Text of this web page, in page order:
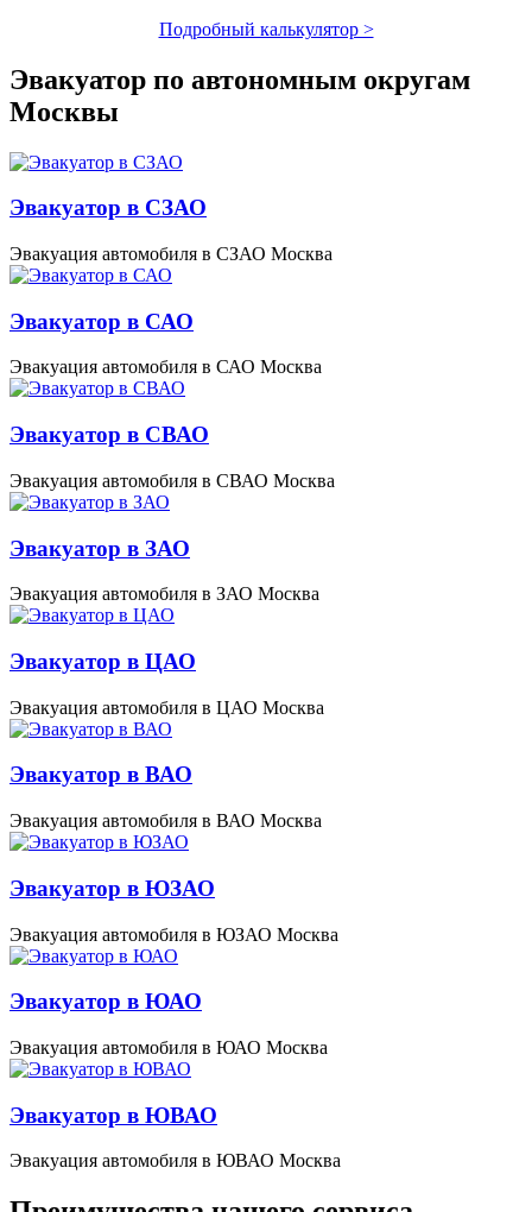
Подробный калькулятор >
Эвакуатор по автономным округам
Москвы
Эвакуатор в СЗАО
Эвакуация автомобиля в СЗАО Москва
Эвакуатор в САО
Эвакуация автомобиля в САО Москва
Эвакуатор в СВАО
Эвакуация автомобиля в СВАО Москва
Эвакуатор в ЗАО
Эвакуация автомобиля в ЗАО Москва
Эвакуатор в ЦАО
Эвакуация автомобиля в ЦАО Москва
Эвакуатор в ВАО
Эвакуация автомобиля в ВАО Москва
Эвакуатор в ЮЗАО
Эвакуация автомобиля в ЮЗАО Москва
Эвакуатор в ЮАО
Эвакуация автомобиля в ЮАО Москва
Эвакуатор в ЮВАО
Эвакуация автомобиля в ЮВАО Москва